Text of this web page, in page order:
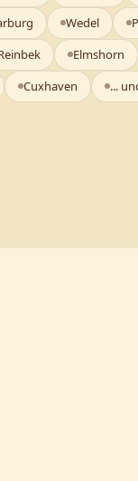
Wedel
Elmshorn
Cuxhaven ...